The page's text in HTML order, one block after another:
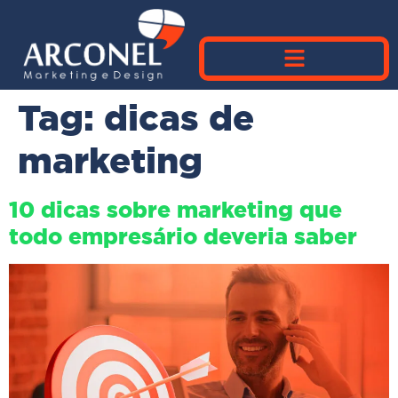
Tag: dicas de
marketing
10 dicas sobre marketing que
todo empresário deveria saber